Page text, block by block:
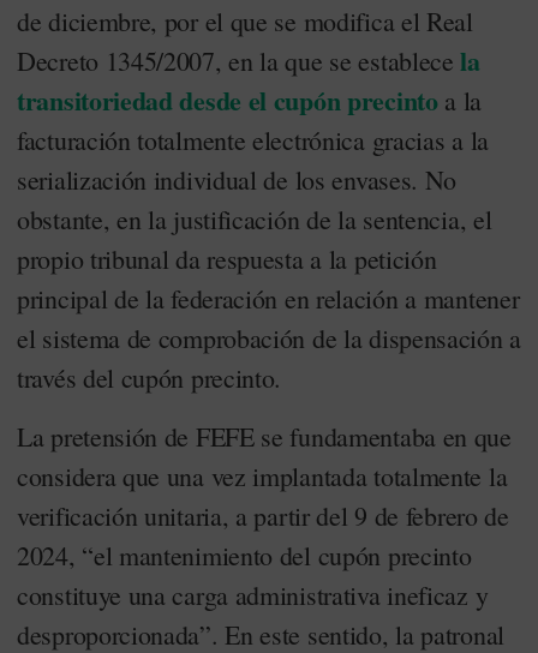
de diciembre, por el que se modifica el Real
Decreto 1345/2007, en la que se establecela
transitoriedad desde el cupón precintoa la
facturación totalmente electrónica gracias a la
serialización individual de los envases. No
obstante, en la justificación de la sentencia, el
propio tribunal da respuesta a la petición
principal de la federación en relación a mantener
el sistema de comprobación de la dispensación a
través del cupón precinto.
La pretensión de FEFE se fundamentaba en que
considera que una vez implantada totalmente la
verificación unitaria, a partir del 9 de febrero de
2024, “el mantenimiento del cupón precinto
constituye una carga administrativa ineficaz y
desproporcionada”. En este sentido, la patronal